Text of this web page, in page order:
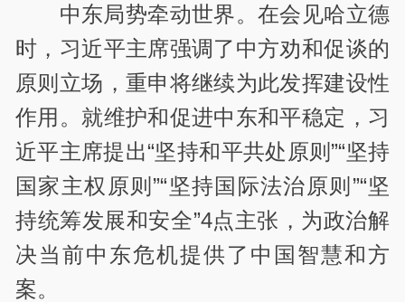
中东局势牵动世界。在会见哈立德
时，习近平主席强调了中方劝和促谈的
原则立场，重申将继续为此发挥建设性
作用。就维护和促进中东和平稳定，习
近平主席提出“坚持和平共处原则”“坚持
国家主权原则”“坚持国际法治原则”“坚
持统筹发展和安全”4点主张，为政治解
决当前中东危机提供了中国智慧和方
案。